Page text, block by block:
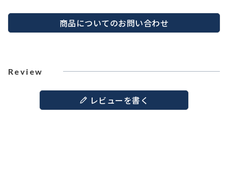
商品についてのお問い合わせ
Review
レビューを書く